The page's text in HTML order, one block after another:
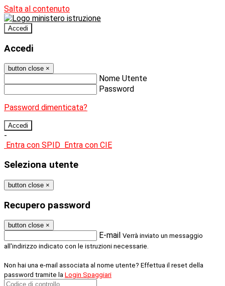
Salta al contenuto
Accedi
Accedi
button close ×
Nome Utente
Password
Password dimenticata?
-
Entra con SPID Entra con CIE
Seleziona utente
button close ×
Recupero password
button close ×
E-mail Verrà inviato un messaggio
all'indirizzo indicato con le istruzioni necessarie.
Non hai una e-mail associata al nome utente? Effettua il reset della
password tramite la Login Spaggiari